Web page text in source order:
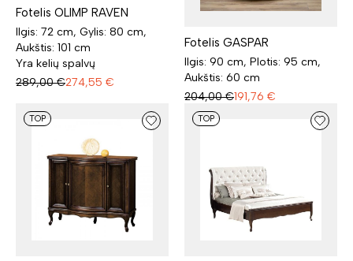
Fotelis OLIMP RAVEN
Ilgis: 72 cm, Gylis: 80 cm,
Aukštis: 101 cm
Yra kelių spalvų
289,00 €274,55 €
Fotelis GASPAR
Ilgis: 90 cm, Plotis: 95 cm,
Aukštis: 60 cm
204,00 €191,76 €
TOP TOP